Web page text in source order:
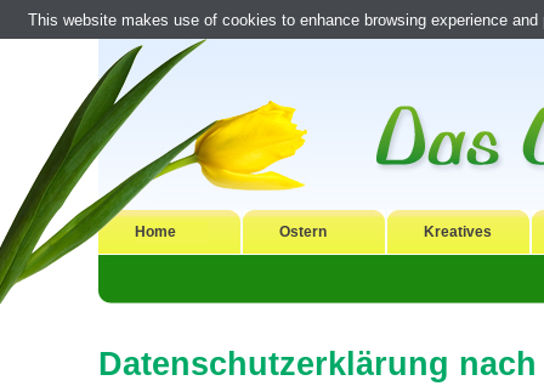
Home Ostern Kreatives
Datenschutzerklärung nach
This website makes use of cookies to enhance browsing experience